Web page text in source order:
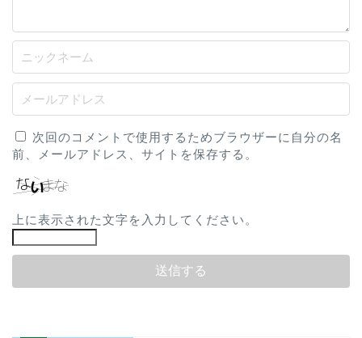
次回のコメントで使用するためブラウザーに自分の名
前、メールアドレス、サイトを保存する。
上に表示された文字を入力してください。